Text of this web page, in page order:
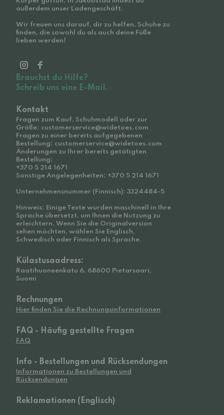
außerdem unser Ladengeschäft.
Wir freuen uns darauf, dir zu helfen, Schuhe zu
finden, die sowohl du als auch deine Füße
lieben werden!
Brauchst du Hilfe?
Schreib uns eine E-Mail.
Kontakt
Fragen zum Kauf, Schuhmodell oder zur
Größe: customerservice@widetoes.com
Fragen zu einer bereits aufgegebenen
Bestellung: customerservice@widetoes.com
Änderungen zu Ihrer bereits getätigten
Bestellung:
+370 5 214 1671
Sonstige Angelegenheiten: +370 5 214 1671
Unternehmensnummer (Finnisch): 3324484-5
Hinweis: Einige Texte wurden maschinell in Ihre
Sprache übersetzt, um Ihnen die Nutzung zu
erleichtern. Wenn Sie die Originalversion
sehen möchten, wählen Sie Englisch,
Schwedisch oder Finnisch als Sprache.
Külastusaadress:
Raatihuoneenkatu 6, 68600 Pietarsaari,
Suomi
Rechnungen
Hier finden Sie die Rechnungsinformationen
FAQ - Häufig gestellte Fragen
FAQ
Info - Bestellungen und Rücksendungen
Informationen zu Bestellungen und
Rücksendungen
Reklamationen (Englisch)